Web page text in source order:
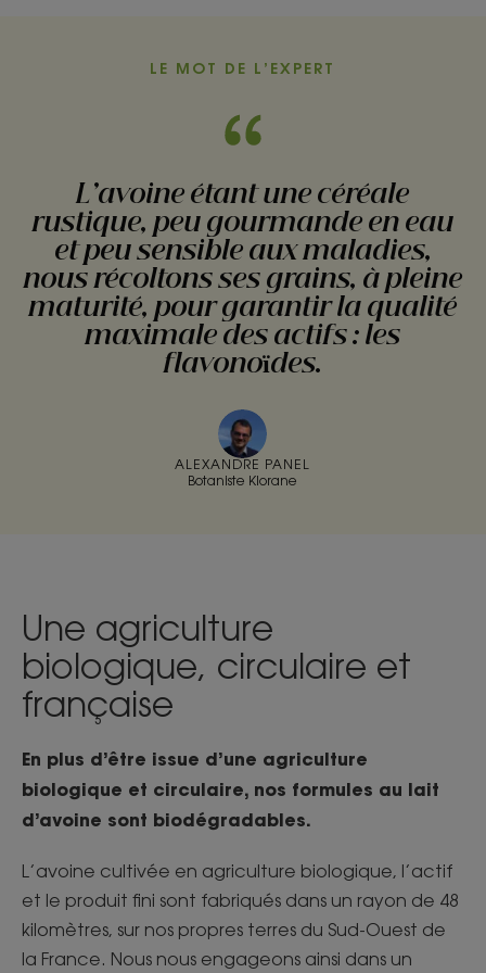
LE MOT DE L’EXPERT
L’avoine étant une céréale
rustique, peu gourmande en eau
et peu sensible aux maladies,
nous récoltons ses grains, à pleine
maturité, pour garantir la qualité
maximale des actifs : les
flavonoïdes.
ALEXANDRE PANEL
Botaniste Klorane
Une agriculture
biologique, circulaire et
française
En plus d’être issue d’une agriculture
biologique et circulaire, nos formules au lait
d’avoine sont biodégradables.
L’avoine cultivée en agriculture biologique, l’actif
et le produit fini sont fabriqués dans un rayon de 48
kilomètres, sur nos propres terres du Sud-Ouest de
la France. Nous nous engageons ainsi dans un